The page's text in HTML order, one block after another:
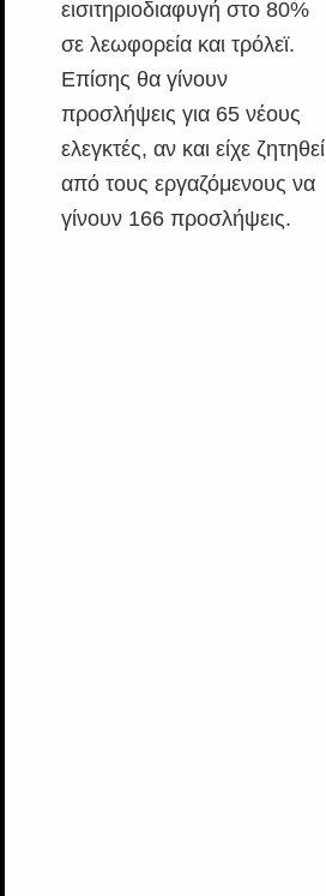
εισιτηριοδιαφυγή στο 80%
σε λεωφορεία και τρόλεϊ.
Επίσης θα γίνουν
προσλήψεις για 65 νέους
ελεγκτές, αν και είχε ζητηθεί
από τους εργαζόμενους να
γίνουν 166 προσλήψεις.